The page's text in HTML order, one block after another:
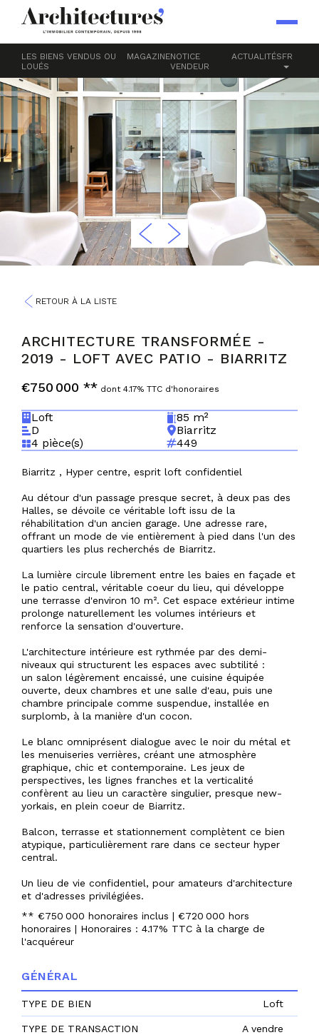
LES BIENS VENDUS OU
LOUÉS
MAGAZINENOTICE
VENDEUR
ACTUALITÉSFR
RETOUR À LA LISTE
ARCHITECTURE TRANSFORMÉE -
2019 - LOFT AVEC PATIO - BIARRITZ
€750 000 ** dont 4.17% TTC d'honoraires
Loft
85 m²
D
Biarritz
4 pièce(s)
449
Biarritz , Hyper centre, esprit loft confidentiel
Au détour d'un passage presque secret, à deux pas des
Halles, se dévoile ce véritable loft issu de la
réhabilitation d'un ancien garage. Une adresse rare,
offrant un mode de vie entièrement à pied dans l'un des
quartiers les plus recherchés de Biarritz.
La lumière circule librement entre les baies en façade et
le patio central, véritable coeur du lieu, qui développe
une terrasse d'environ 10 m². Cet espace extérieur intime
prolonge naturellement les volumes intérieurs et
renforce la sensation d'ouverture.
L'architecture intérieure est rythmée par des demi-
niveaux qui structurent les espaces avec subtilité :
un salon légèrement encaissé, une cuisine équipée
ouverte, deux chambres et une salle d'eau, puis une
chambre principale comme suspendue, installée en
surplomb, à la manière d'un cocon.
Le blanc omniprésent dialogue avec le noir du métal et
les menuiseries verrières, créant une atmosphère
graphique, chic et contemporaine. Les jeux de
perspectives, les lignes franches et la verticalité
confèrent au lieu un caractère singulier, presque new-
yorkais, en plein coeur de Biarritz.
Balcon, terrasse et stationnement complètent ce bien
atypique, particulièrement rare dans ce secteur hyper
central.
Un lieu de vie confidentiel, pour amateurs d'architecture
et d'adresses privilégiées.
** €750 000 honoraires inclus | €720 000 hors
honoraires | Honoraires : 4.17% TTC à la charge de
l'acquéreur
GÉNÉRAL
TYPE DE BIEN Loft
TYPE DE TRANSACTION A vendre